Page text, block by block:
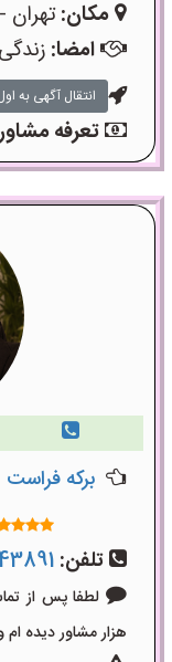
مکان:تهران
امضا:
انتقال آگهی به
تعرفه
برکه فراست
تلفن:
لطفا پس از
هزار مشاور دیده ام و کد